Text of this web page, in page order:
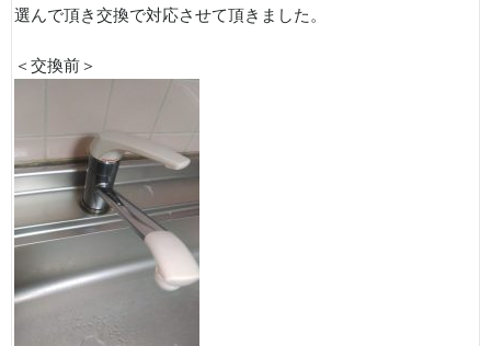
選んで頂き交換で対応させて頂きました。
＜交換前＞